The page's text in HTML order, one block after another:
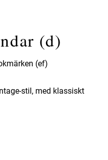
(d)
(ef)
stil, med klassiskt